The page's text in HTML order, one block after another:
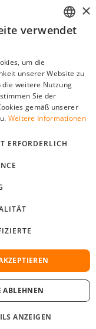
AGB
GmbH, All Rights
GERMAN
FRENCH
DUTCH
×
verwendet
um die
unserer Website zu
weitere Nutzung
Sie der
gemäß unserer
Weitere Informationen
ERFORDERLICH
ABLEHNEN
ANZEIGEN